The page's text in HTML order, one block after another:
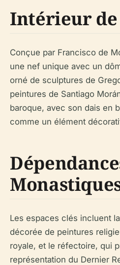
Intérieur
Conçue par Francisco de
une nef unique avec un
orné de sculptures de
peintures de Santiago
baroque, avec son dais en
comme un élément
Les espaces clés incluent
décorée de peintures
royale, et le réfectoire, qui
représentation du Dernier